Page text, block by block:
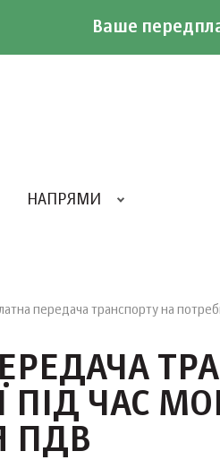
Ваше
НАПРЯМИ
передача транспорту на
ЧАС
ПДВ